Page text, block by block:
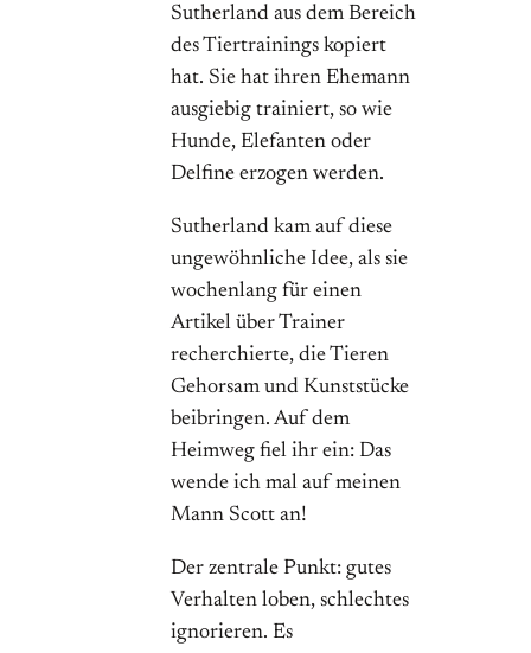
Sutherland aus dem Bereich
des Tiertrainings kopiert
hat. Sie hat ihren Ehemann
ausgiebig trainiert, so wie
Hunde, Elefanten oder
Delfine erzogen werden.
Sutherland kam auf diese
ungewöhnliche Idee, als sie
wochenlang für einen
Artikel über Trainer
recherchierte, die Tieren
Gehorsam und Kunststücke
beibringen. Auf dem
Heimweg fiel ihr ein: Das
wende ich mal auf meinen
Mann Scott an!
Der zentrale Punkt: gutes
Verhalten loben, schlechtes
ignorieren. Es